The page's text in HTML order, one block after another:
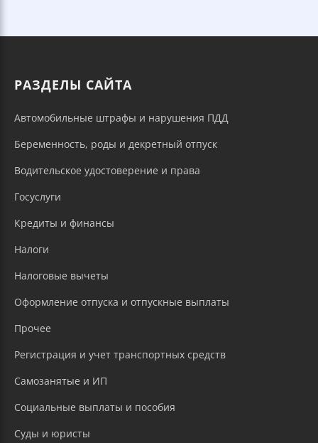
РАЗДЕЛЫ САЙТА
Автомобильные штрафы и нарушения ПДД
Беременность, роды и декретный отпуск
Водительское удостоверение и права
Госуслуги
Кредиты и финансы
Налоги
Налоговые вычеты
Оформление отпуска и отпускные выплаты
Прочее
Регистрация и учет транспортных средств
Самозанятые и ИП
Социальные выплаты и пособия
Суды и юристы